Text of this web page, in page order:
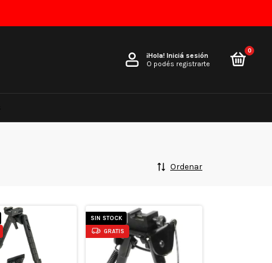
¡Hola! Iniciá sesión
O podés registrarte
0
Ordenar
SIN STOCK
GRATIS